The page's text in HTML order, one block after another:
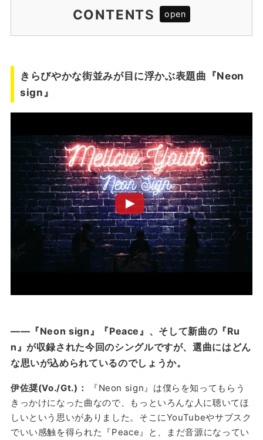
CONTENTS
ツインヴォーカルは戦略ではなく偶然だった
東京事変をはじめ、影響を受けたミュージシャン
インスタライブでの曲作りなど、今だからこそで
きる挑戦を
PROFILE
TOWER RECORDS限定1coin single『Neon si
gn』
きらびやかな街並みが目に浮かぶ表題曲『Neon
sign』
——『Neon sign』『Peace』、そして新曲の『Ru
n』が収録された今回のシングルですが、選曲にはどん
な思いが込められているのでしょうか。
伊佐奨(Vo./Gt.)：
『Neon sign』は僕らを知ってもらう
きっかけになった曲なので、もっといろんな人に聴いてほ
しいという思いがありました。そこにYouTubeやサブスク
でいい感触を得られた『Peace』と、まだ音源になってい